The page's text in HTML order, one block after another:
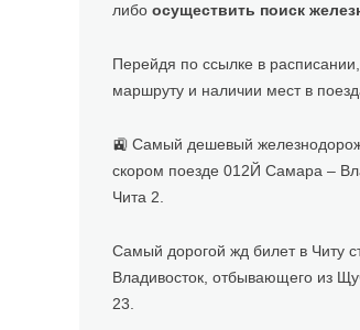
либо осуществить поиск
Перейдя по ссылке в
маршруту и наличии мест в
🚉 Самый дешевый
скором поезде 012Й Самара –
Чита 2.
Самый дорогой жд билет в Читу
Владивосток, отбывающего из
23.